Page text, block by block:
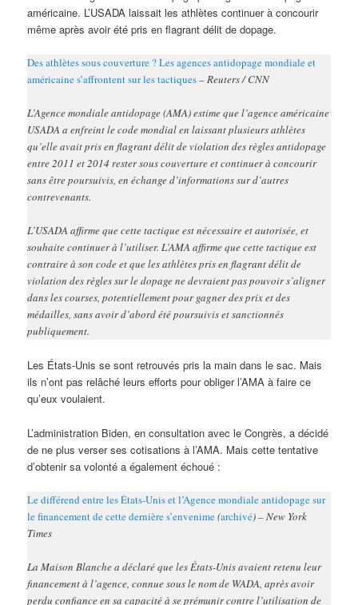
américaine. L’USADA laissait les athlètes continuer à concourir
même après avoir été pris en flagrant délit de dopage.
Des athlètes sous couverture ? Les agences antidopage mondiale et
américaine s’affrontent sur les tactiques– Reuters / CNN
L’Agence mondiale antidopage (AMA) estime que l’agence américaine
USADA a enfreint le code mondial en laissant plusieurs athlètes
qu’elle avait pris en flagrant délit de violation des règles antidopage
entre 2011 et 2014 rester sous couverture et continuer à concourir
sans être poursuivis, en échange d’informations sur d’autres
contrevenants.
L’USADA affirme que cette tactique est nécessaire et autorisée, et
souhaite continuer à l’utiliser. L’AMA affirme que cette tactique est
contraire à son code et que les athlètes pris en flagrant délit de
violation des règles sur le dopage ne devraient pas pouvoir s’aligner
dans les courses, potentiellement pour gagner des prix et des
médailles, sans avoir d’abord été poursuivis et sanctionnés
publiquement.
Les États-Unis se sont retrouvés pris la main dans le sac. Mais
ils n’ont pas relâché leurs efforts pour obliger l’AMA à faire ce
qu’eux voulaient.
L’administration Biden, en consultation avec le Congrès, a décidé
de ne plus verser ses cotisations à l’AMA. Mais cette tentative
d’obtenir sa volonté a également échoué :
Le différend entre les États-Unis et l’Agence mondiale antidopage sur
le financement de cette dernière s’envenime(archivé) – New York
Times
La Maison Blanche a déclaré que les États-Unis avaient retenu leur
financement à l’agence, connue sous le nom de WADA, après avoir
perdu confiance en sa capacité à se prémunir contre l’utilisation de